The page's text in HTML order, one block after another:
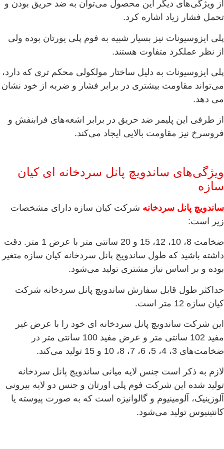
از ویژگی‌های دیگر این محصول می‌توان به ضد حریق بودن و
تحمل فشار زیاد اشاره کرد.
پلی ایزوسیونات نیز بسیار شبیه به فوم پلی یورتان بوده ولی
از نظر عملکرد متفاوت هستند.
پلی ایزوسیونات به دلیل ساختار مولکولی محکم تری که دارد،
می‌تواند مقاومت بیشتری در برابر فشار و ضربه از خود نشان
می دهد.
از طرفی این پلیمر ضد حریق در برابر اشعه‌های فرابنفش و
فروسرخ نیز مقاومت بالایی ایجاد می‌کند.
ویژگی‌های ساندویچ پانل سردخانه ای کیان
سازه
ساندویچ پانل سردخانه شرکت کیان سازه دارای مشخصات
زیر است:
ضخامت 8، 10، 12، 15 و 20 سانتی متر با عرض 1 متر. دقت
داشته باشید که طول ساندویچ پانل سردخانه کیان سازه متغیر
بوده و بر اساس نیاز مشتری تولید می‌شود.
حداکثر طول قابل سفارش ساندویچ پانل سردخانه شرکت
کیان سازه 12 متر است.
این شرکت ساندویچ پانل سردخانه ای خود را با عرض غیر
مفید 102 سانتی متر و عرض مفید 100 سانتی متر در
ضخامت‌های 3، 4، 5، 6، 7، 8، 10 و 15 تولید می‌کند.
لازم به ذکر است جنس لایه میانی ساندویچ پانل سردخانه
تولید شده این شرکت فوم پلی اورتان و جنس دو لایه بیرونی
آلوزینیک، آلومینیوم و گالوانیزه است که به صورت پیوسته یا
کانتینیوس تولید می‌شود.